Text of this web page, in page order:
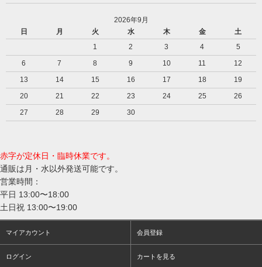
2026年9月
日
月 火 水 木 金
土
1
2 3 4
5
6
7 8 9 10 11
12
13
14 15 16 17 18
19
20
21 22 23 24 25
26
27
28 29 30
赤字が定休日・臨時休業です。
通販は月・水以外発送可能です。
営業時間：
平日 13:00〜18:00
土日祝 13:00〜19:00
マイアカウント 会員登録
ログイン カートを見る